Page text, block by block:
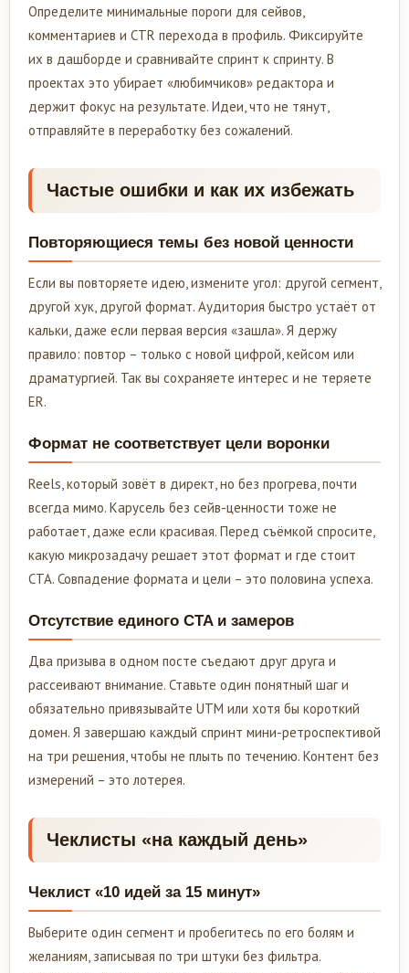
Определите минимальные пороги для сейвов,
комментариев и CTR перехода в профиль. Фиксируйте
их в дашборде и сравнивайте спринт к спринту. В
проектах это убирает «любимчиков» редактора и
держит фокус на результате. Идеи, что не тянут,
отправляйте в переработку без сожалений.
Частые ошибки и как их избежать
Повторяющиеся темы без новой ценности
Если вы повторяете идею, измените угол: другой сегмент,
другой хук, другой формат. Аудитория быстро устаёт от
кальки, даже если первая версия «зашла». Я держу
правило: повтор – только с новой цифрой, кейсом или
драматургией. Так вы сохраняете интерес и не теряете
ER.
Формат не соответствует цели воронки
Reels, который зовёт в директ, но без прогрева, почти
всегда мимо. Карусель без сейв-ценности тоже не
работает, даже если красивая. Перед съёмкой спросите,
какую микрозадачу решает этот формат и где стоит
CTA. Совпадение формата и цели – это половина успеха.
Отсутствие единого CTA и замеров
Два призыва в одном посте съедают друг друга и
рассеивают внимание. Ставьте один понятный шаг и
обязательно привязывайте UTM или хотя бы короткий
домен. Я завершаю каждый спринт мини-ретроспективой
на три решения, чтобы не плыть по течению. Контент без
измерений – это лотерея.
Чеклисты «на каждый день»
Чеклист «10 идей за 15 минут»
Выберите один сегмент и пробегитесь по его болям и
желаниям, записывая по три штуки без фильтра.